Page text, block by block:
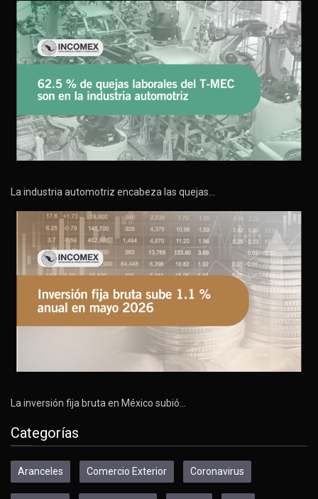
La industria automotriz encabeza las quejas…
La inversión fija bruta en México subió…
Categorías
Aranceles Comercio Exterior Coronavirus